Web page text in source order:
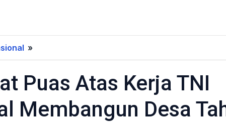
»
Puas
Atas
Kerja
TNI
Manunggal
Puas Atas Kerja TNI
Membangun Desa